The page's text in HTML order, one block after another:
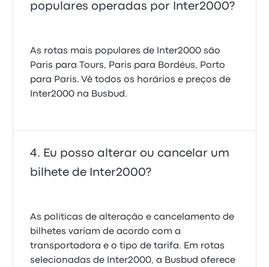
populares operadas por Inter2000?
As rotas mais populares de Inter2000 são
Paris para Tours, Paris para Bordéus, Porto
para Paris. Vê todos os horários e preços de
Inter2000 na Busbud.
Eu posso alterar ou cancelar um
bilhete de Inter2000?
As políticas de alteração e cancelamento de
bilhetes variam de acordo com a
transportadora e o tipo de tarifa. Em rotas
selecionadas de Inter2000, a Busbud oferece